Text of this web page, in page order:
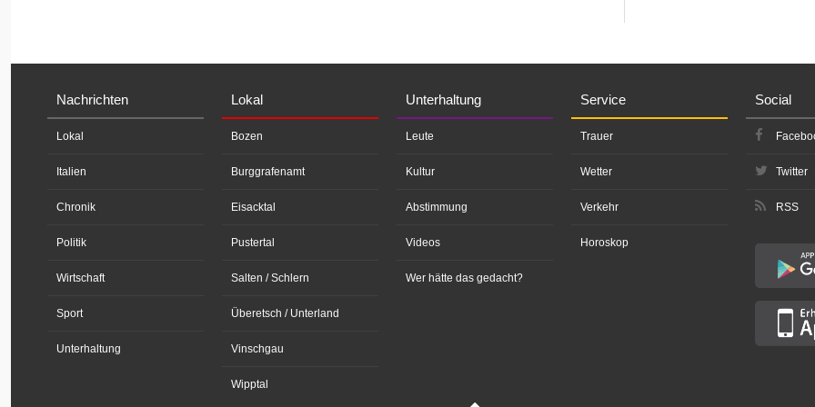
Nachrichten
Lokal
Italien
Chronik
Politik
Wirtschaft
Sport
Unterhaltung
Lokal
Bozen
Burggrafenamt
Eisacktal
Pustertal
Salten / Schlern
Überetsch / Unterland
Vinschgau
Wipptal
Unterhaltung
Leute
Kultur
Abstimmung
Videos
Wer hätte das gedacht?
Service
Trauer
Wetter
Verkehr
Horoskop
Social
Twitter
RSS